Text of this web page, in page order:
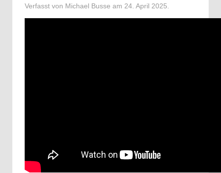
Verfasst von Michael Busse am 24. April 2025